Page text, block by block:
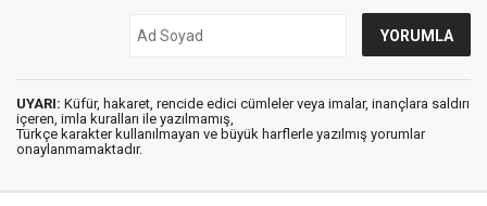
UYARI: Küfür, hakaret, rencide edici cümleler veya imalar, inançlara saldırı
içeren, imla kuralları ile yazılmamış,
Türkçe karakter kullanılmayan ve büyük harflerle yazılmış yorumlar
onaylanmamaktadır.